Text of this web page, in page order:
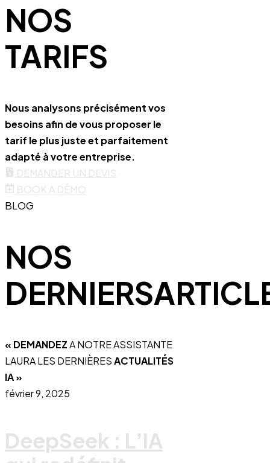
NOS
TARIFS
Nous analysons précisément vos
besoins afin de vous proposer le
tarif le plus juste et parfaitement
adapté à votre entreprise.
DEMANDER UN DEVIS
BOOK A DÉMO
BLOG
NOS
DERNIERS
« DEMANDEZA NOTRE ASSISTANTE
LAURA LES DERNIÈRESACTUALITÉS
IA »
février 9, 2025
DeepSeek : L’IA